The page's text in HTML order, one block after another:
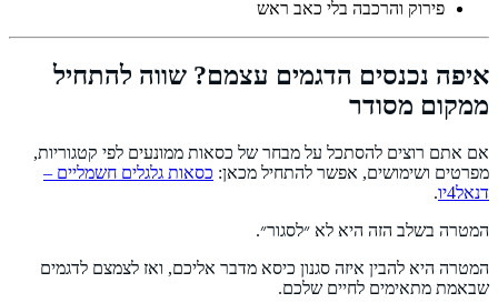
פירוק והרכבה בלי כאב ראש
איפה נכנסים הדגמים עצמם? שווה להתחיל
ממקום מסודר
אם אתם רוצים להסתכל על מבחר של כסאות ממונעים לפי קטגוריות,
מפרטים ושימושים, אפשר להתחיל מכאן: כסאות גלגלים חשמליים –
דנאל4יו
.
המטרה בשלב הזה היא לא ״לסגור״.
המטרה היא להבין איזה סגנון כיסא מדבר אליכם, ואז לצמצם לדגמים
שבאמת מתאימים לחיים שלכם.